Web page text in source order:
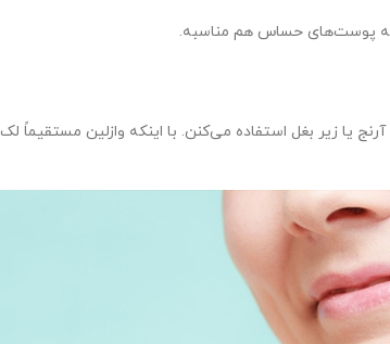
پوست‌های حساس هم مناسبه.
یا زیر بغل استفاده می‌کنن. با اینکه وازلین مستقیماً